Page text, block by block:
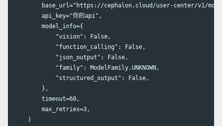
base_url="https://cephalon.cloud/user-center/v1/
        api_key="你的api",
        model_info={
            "vision": False,
            "function_calling": False,
            "json_output": False,
            "family": ModelFamily.UNKNOWN,
            "structured_output": False,
        },
        timeout=60,
        max_retries=3,
    )